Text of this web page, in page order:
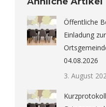
Öffentliche
Einladung
04.08.2026
3. August